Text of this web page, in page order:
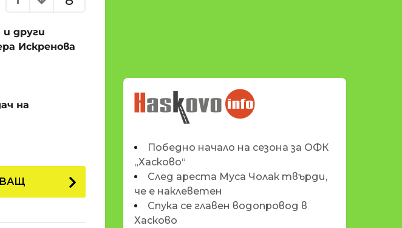
други
Искренова
на
НОВИНИТЕ НА
HASKOVO.INFO
Победно начало на сезона за ОФК
„Хасково“
След ареста Муса Чолак твърди,
че е наклеветен
Спука се главен водопровод в
Хасково